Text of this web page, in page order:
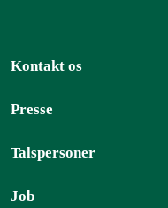
Kontakt os
Presse
Talspersoner
Job